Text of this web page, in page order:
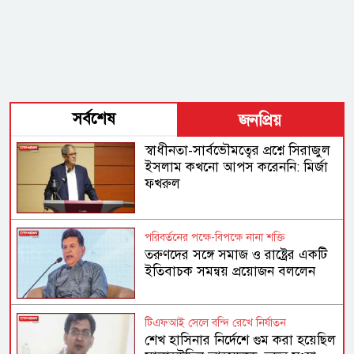
সর্বশেষ জনপ্রিয়
স্বাধীনতা-সার্বভৌমত্বের প্রশ্নে সিরাজুল
ইসলাম কখনো আপস করেননি: মির্জা
ফখরুল
পরিবর্তনের পক্ষে-বিপক্ষে নানা শক্তি
তরুণদের সঙ্গে সমাজ ও রাষ্ট্রের একটি
ইতিবাচক সমন্বয় প্রয়োজন বললেন
টিএফআই সেলে বন্দি রেখে নির্যাতন
শেখ হাসিনার নির্দেশে গুম করা হয়েছিল